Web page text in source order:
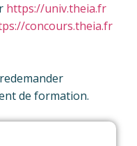
https://univ.theia.fr
concours.theia.fr
de formation.